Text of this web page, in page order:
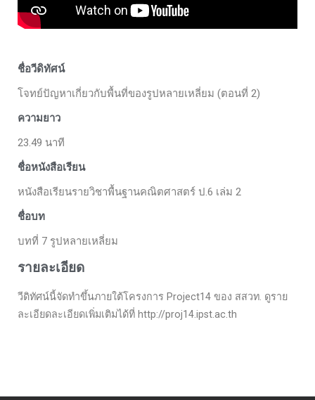
ชื่อวีดิทัศน์
โจทย์ปัญหาเกี่ยวกับพื้นที่ของรูปหลายเหลี่ยม (ตอนที่ 2)
ความยาว
23.49 นาที
ชื่อหนังสือเรียน
หนังสือเรียนรายวิชาพื้นฐานคณิตศาสตร์ ป.6 เล่ม 2
ชื่อบท
บทที่ 7 รูปหลายเหลี่ยม
รายละเอียด
วีดิทัศน์นี้จัดทำขึ้นภายใต้โครงการ Project14 ของ สสวท. ดูราย
ละเอียดละเอียดเพิ่มเติมได้ที่ http://proj14.ipst.ac.th